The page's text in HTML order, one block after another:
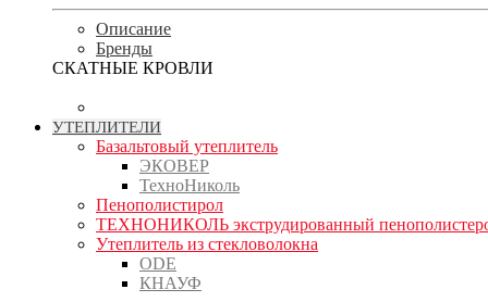
Описание
Бренды
СКАТНЫЕ КРОВЛИ
УТЕПЛИТЕЛИ
Базальтовый утеплитель
ЭКОВЕР
ТехноНиколь
Пенополистирол
ТЕХНОНИКОЛЬ экструдированный
Утеплитель из стекловолокна
ODE
КНАУФ